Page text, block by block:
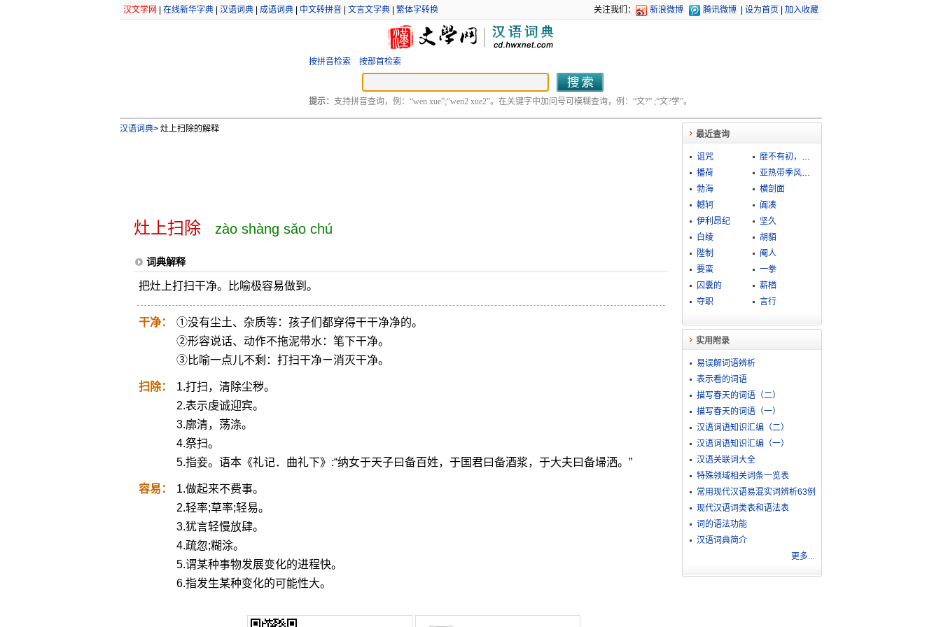
汉文学网 在线新华字典| 汉语词典| 成语词典| 中文转拼音| 文言文字典| 繁体字转换 关注我们： 新浪微博 腾讯微博 设为首页 加入收藏
按拼音检索 按部首检索
提示： 支持拼音查询，例：“wen xue”;“wen2 xue2”。在关键字中加问号可模糊查询，例：“文?” ;“文?学”。
汉语词典>灶上扫除的解释
灶上扫除 zào shàng sǎo chú
词典解释
把灶上打扫干净。比喻极容易做到。
干净：
①没有尘土、杂质等：孩子们都穿得干干净净的。
②形容说话、动作不拖泥带水：笔下干净。
③比喻一点儿不剩：打扫干净ㄧ消灭干净。
扫除：
1.打扫，清除尘秽。
2.表示虔诚迎宾。
3.廓清，荡涤。
4.祭扫。
5.指妾。语本《礼记．曲礼下》:“纳女于天子曰备百姓，于国君曰备酒浆，于大夫曰备埽洒。”
容易：
1.做起来不费事。
2.轻率;草率;轻易。
3.犹言轻慢放肆。
4.疏忽;糊涂。
5.谓某种事物发展变化的进程快。
6.指发生某种变化的可能性大。
最近查询
诅咒
靡不有初，鲜克有终
播荷
亚热带季风气候
勃海
横剖面
轗轲
阗凑
伊利昂纪
坚久
白绫
胡貊
陛制
阉人
要蛮
一拳
囚囊的
薪楢
夺职
言行
实用附录
易误解词语辨析
表示看的词语
描写春天的词语（二）
描写春天的词语（一）
汉语词语知识汇编（二）
汉语词语知识汇编（一）
汉语关联词大全
特殊领域相关词条一览表
常用现代汉语易混实词辨析63例
现代汉语词类表和语法表
词的语法功能
汉语词典简介
更多...